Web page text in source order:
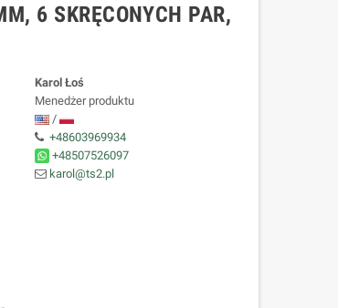
6 SKRĘCONYCH PAR,
Karol Łoś
Menedżer produktu
/
+48603969934
+48507526097
karol@ts2.pl